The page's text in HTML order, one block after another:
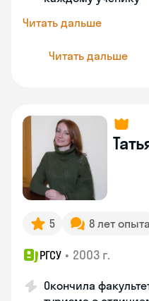
Читать дальше
Читать дальше
5 8 лет опыта
РГСУ • 2003 г.
Окончила